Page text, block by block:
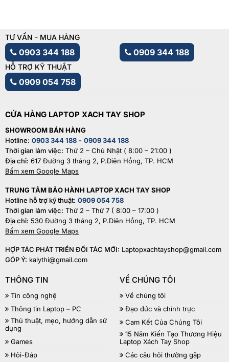
TƯ VẤN - MUA HÀNG
0903 344 188 0909 344 188
HỖ TRỢ KỸ THUẬT
0909 054 758
CỬA HÀNG LAPTOP XACH TAY SHOP
SHOWROOM BÁN HÀNG
Hotline: 0903 344 188 - 0909 344 188
Thời gian làm việc: Thứ 2 – Chủ Nhật ( 8:00 – 21:00 )
Địa chỉ: 617 Đường 3 tháng 2, P.Diên Hồng, TP. HCM
Bấm xem Google Maps
TRUNG TÂM BẢO HÀNH LAPTOP XACH TAY SHOP
Hotline hỗ trợ kỹ thuật: 0909 054 758
Thời gian làm việc: Thứ 2 – Thứ 7 ( 8:00 – 17:00 )
Địa chỉ: 530 Đường 3 tháng 2, P.Diên Hồng, TP. HCM
Bấm xem Google Maps
HỢP TÁC PHÁT TRIỂN ĐỐI TÁC MỚI: Laptopxachtayshop@gmail.com
GÓP Ý: kalythi@gmail.com
THÔNG TIN
Tin công nghệ
Thông tin Laptop – PC
Thủ thuật, mẹo, hướng dẫn sử
dụng
Games
Hỏi-Đáp
VỀ CHÚNG TÔI
Về chúng tôi
Đạo đức và chính trực
Cam Kết Của Chúng Tôi
15 Năm Kiến Tạo Thương Hiệu
Laptop Xách Tay Shop
Các câu hỏi thường gặp